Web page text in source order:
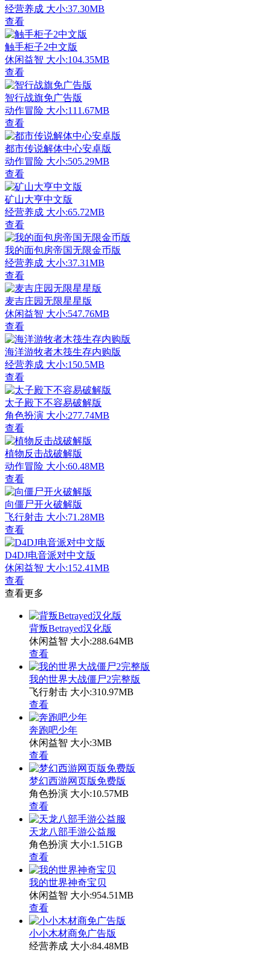
经营养成 大小:37.30MB
查看
触手柜子2中文版
休闲益智 大小:104.35MB
查看
智行战旗免广告版
动作冒险 大小:111.67MB
查看
都市传说解体中心安卓版
动作冒险 大小:505.29MB
查看
矿山大亨中文版
经营养成 大小:65.72MB
查看
我的面包房帝国无限金币版
经营养成 大小:37.31MB
查看
麦吉庄园无限星星版
休闲益智 大小:547.76MB
查看
海洋游牧者木筏生存内购版
经营养成 大小:150.5MB
查看
太子殿下不容易破解版
角色扮演 大小:277.74MB
查看
植物反击战破解版
动作冒险 大小:60.48MB
查看
向僵尸开火破解版
飞行射击 大小:71.28MB
查看
D4DJ电音派对中文版
休闲益智 大小:152.41MB
查看
查看更多
背叛Betrayed汉化版
休闲益智 大小:288.64MB
查看
我的世界大战僵尸2完整版
飞行射击 大小:310.97MB
查看
奔跑吧少年
休闲益智 大小:3MB
查看
梦幻西游网页版免费版
角色扮演 大小:10.57MB
查看
天龙八部手游公益服
角色扮演 大小:1.51GB
查看
我的世界神奇宝贝
休闲益智 大小:954.51MB
查看
小小木材商免广告版
经营养成 大小:84.48MB